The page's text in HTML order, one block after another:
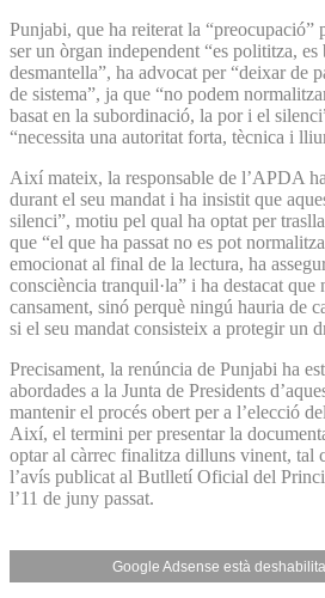
Punjabi, que ha reiterat la “preocupació”
ser un òrgan independent “es polititza,
desmantella”, ha advocat per “deixar de
de sistema”, ja que “no podem
basat en la subordinació, la por i el
“necessita una autoritat forta, tècnica i
Així mateix, la responsable de l’APDA
durant el seu mandat i ha insistit que
silenci”, motiu pel qual ha optat per
que “el que ha passat no es pot
emocionat al final de la lectura, ha
consciència tranquil·la” i ha destacat
cansament, sinó perquè ningú hauria de
si el seu mandat consisteix a protegir un
Precisament, la renúncia de Punjabi ha
abordades a la Junta de Presidents
mantenir el procés obert per a l’elecció
Així, el termini per presentar la
optar al càrrec finalitza dilluns vinent, tal
l’avís publicat al Butlletí Oficial del
l’11 de juny passat.
Google Adsense està